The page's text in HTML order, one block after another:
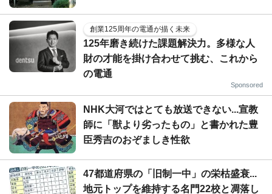
創業125周年の電通が描く未来
125年磨き続けた課題解決力。多様な人
財の才能を掛け合わせて挑む、これから
の電通
Sponsored
NHK大河ではとても放送できない...宣教
師に「獣より劣ったもの」と書かれた豊
臣秀吉のおぞましき性欲
47都道府県の「旧制一中」の栄枯盛衰...
地元トップを維持する名門22校と凋落し